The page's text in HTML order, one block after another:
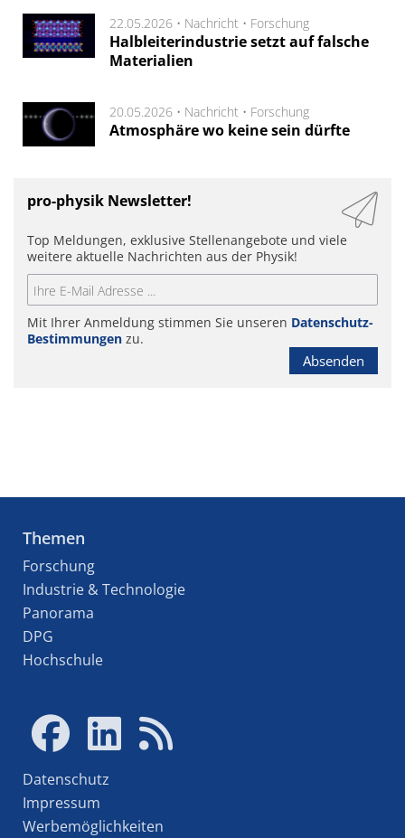
22.05.2026 • Nachricht • Forschung
Halbleiterindustrie setzt auf falsche
Materialien
20.05.2026 • Nachricht • Forschung
Atmosphäre wo keine sein dürfte
pro-physik Newsletter!
Top Meldungen, exklusive Stellenangebote und viele
weitere aktuelle Nachrichten aus der Physik!
Mit Ihrer Anmeldung stimmen Sie unseren Datenschutz-
Bestimmungen zu.
Absenden
Themen
Forschung
Industrie & Technologie
Panorama
DPG
Hochschule
Datenschutz
Impressum
Werbemöglichkeiten